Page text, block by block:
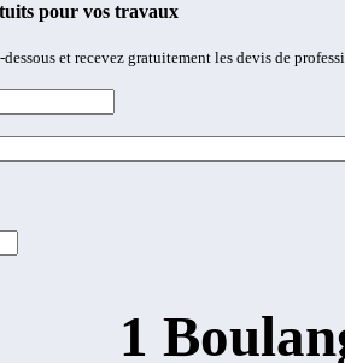
pour vos travaux
et recevez gratuitement les devis de
1